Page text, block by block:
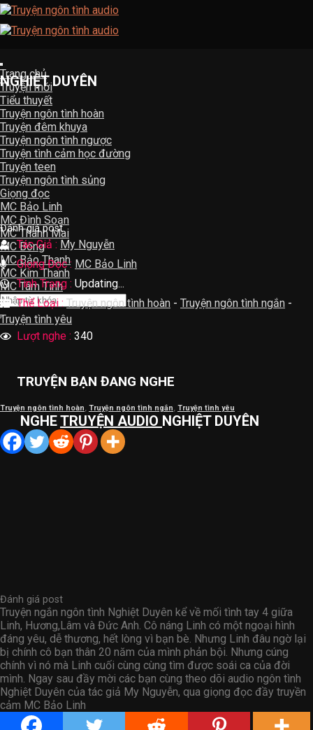
Skip
to
content
Trang chủ
Truyện mới
Tiểu thuyết
Truyện ngôn tình hoàn
Truyện đêm khuya
Truyện ngôn tình ngược
Truyện tình cảm học đường
Truyện teen
Truyện ngôn tình sủng
Giọng đọc
MC Bảo Linh
MC Đình Soạn
MC Thanh Mai
MC Bông
MC Bảo Thanh
MC Kim Thanh
MC Tâm Tình
NGHIỆT DUYÊN
Đánh giá post
Tác Giả : My Nguyễn
Giọng Đọc : MC Bảo Linh
Tình Trạng : Updating...
Thể Loại :Truyện ngôn tình hoàn - Truyện ngôn tình ngắn -
Truyện tình yêu
Lượt nghe : 340
TRUYỆN BẠN ĐANG NGHE
Truyện ngôn tình hoàn, Truyện ngôn tình ngắn, Truyện tình yêu
NGHETRUYỆN AUDIO NGHIỆT DUYÊN
Đánh giá post
Truyện ngắn ngôn tình Nghiệt Duyên kể về mối tình tay 4 giữa
Linh, Hương,Lâm và Đức Anh. Cô náng Linh có một ngoại hình
đáng yêu, dễ thương, hết lòng vì bạn bè. Nhưng Linh đâu ngờ lại
bị chính cô bạn thân 20 năm của mình phản bội. Nhưng cúng
chính vì nó mà Linh cuối cùng cùng tìm được soái ca của đời
mình. Ngay sau đầy mời các bạn cùng theo dõi audio ngôn tình
Nghiệt Duyên của tác giả My Nguyễn, qua giọng đọc đầy truyền
cảm MC Bảo Linh